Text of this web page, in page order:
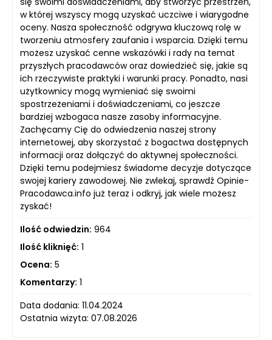
w której wszyscy mogą uzyskać uczciwe i wiarygodne
oceny. Nasza społeczność odgrywa kluczową rolę w
tworzeniu atmosfery zaufania i wsparcia. Dzięki temu
możesz uzyskać cenne wskazówki i rady na temat
przyszłych pracodawców oraz dowiedzieć się, jakie są
ich rzeczywiste praktyki i warunki pracy. Ponadto, nasi
użytkownicy mogą wymieniać się swoimi
spostrzeżeniami i doświadczeniami, co jeszcze
bardziej wzbogaca nasze zasoby informacyjne.
Zachęcamy Cię do odwiedzenia naszej strony
internetowej, aby skorzystać z bogactwa dostępnych
informacji oraz dołączyć do aktywnej społeczności.
Dzięki temu podejmiesz świadome decyzje dotyczące
swojej kariery zawodowej. Nie zwlekaj, sprawdź Opinie-
Pracodawca.info już teraz i odkryj, jak wiele możesz
zyskać!
Ilość odwiedzin: 964
Ilość kliknięć: 1
Ocena: 5
Komentarzy: 1
Data dodania: 11.04.2024
Ostatnia wizyta: 07.08.2026